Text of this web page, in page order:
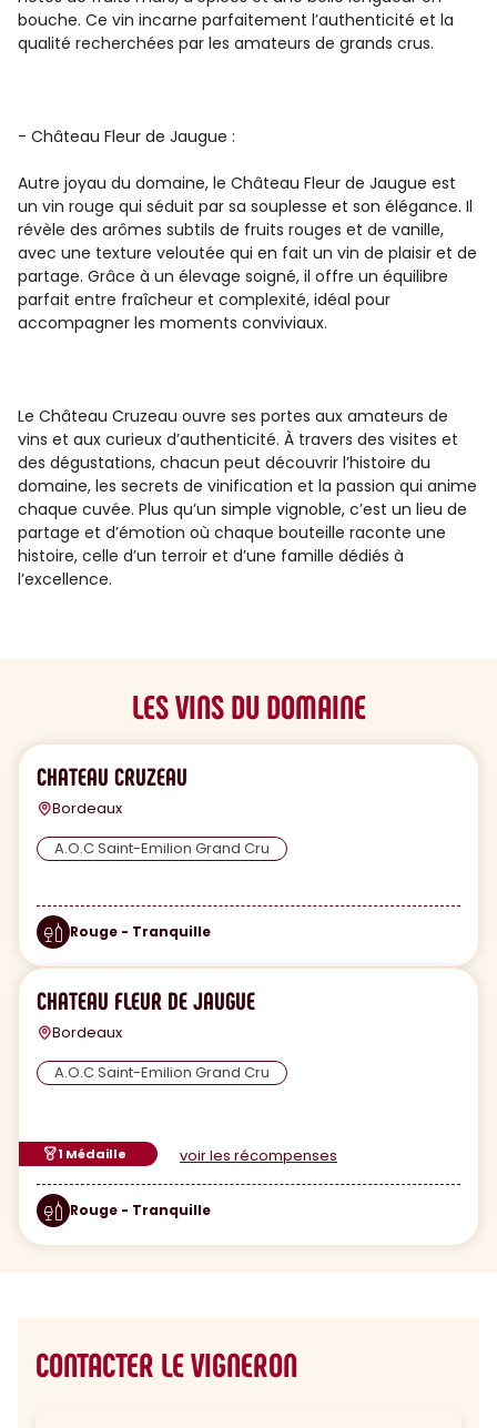
bouche. Ce vin incarne parfaitement l’authenticité et la
qualité recherchées par les amateurs de grands crus.
- Château Fleur de Jaugue :
Autre joyau du domaine, le Château Fleur de Jaugue est
un vin rouge qui séduit par sa souplesse et son élégance. Il
révèle des arômes subtils de fruits rouges et de vanille,
avec une texture veloutée qui en fait un vin de plaisir et de
partage. Grâce à un élevage soigné, il offre un équilibre
parfait entre fraîcheur et complexité, idéal pour
accompagner les moments conviviaux.
Le Château Cruzeau ouvre ses portes aux amateurs de
vins et aux curieux d’authenticité. À travers des visites et
des dégustations, chacun peut découvrir l’histoire du
domaine, les secrets de vinification et la passion qui anime
chaque cuvée. Plus qu’un simple vignoble, c’est un lieu de
partage et d’émotion où chaque bouteille raconte une
histoire, celle d’un terroir et d’une famille dédiés à
l’excellence.
LES VINS DU DOMAINE
CHATEAU CRUZEAU
Bordeaux
A.O.C Saint-Emilion Grand Cru
Rouge - Tranquille
CHATEAU FLEUR DE JAUGUE
Bordeaux
A.O.C Saint-Emilion Grand Cru
1 Médaille voir les récompenses
Rouge - Tranquille
CONTACTER LE VIGNERON